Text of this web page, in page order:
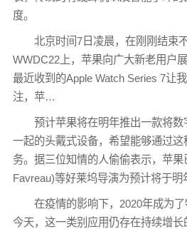
度。
北京时间7日凌晨，在刚刚结束
WWDC22上，苹果向广大新老用户
最近收到的Apple Watch Series 7让
注，苹…
预计苹果将在明年推出一款将数
一起的头戴式设备，希望能够通过
务。据三位知情的人偷偷表示，苹果
Favreau)等好莱坞导演为预计将于
在疫情的影响下，2020年成为了
今天，这一类别应用仍存在持续增